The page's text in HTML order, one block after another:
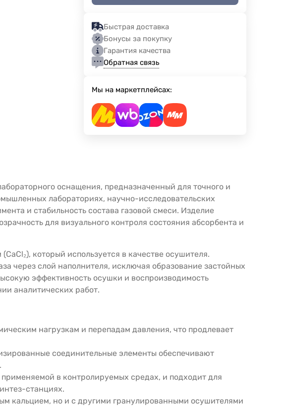
Быстрая доставка
Бонусы за покупку
Гарантия качества
Обратная связь
Мы на маркетплейсах:
оснащения, предназначенный для точного и
лабораториях, научно-исследовательских
и стабильность состава газовой смеси. Изделие
для визуального контроля состояния абсорбента и
который используется в качестве осушителя.
через слой наполнителя, исключая образование застойных
эффективность осушки и воспроизводимость
аналитических работ.
нагрузкам и перепадам давления, что продлевает
соединительные элементы обеспечивают
в контролируемых средах, и подходит для
станциях.
кальцием, но и с другими гранулированными осушителями